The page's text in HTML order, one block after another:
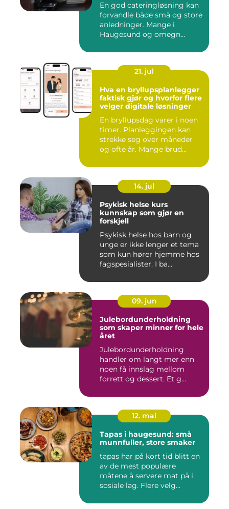
En god cateringløsning kan
forvandle både små og store
anledninger. Mange i
Haugesund og omegn
21. jul
Hva en bryllupsplanlegger
faktisk gjør og hvorfor flere
velger digitale løsninger
En bryllupsdag varer i noen
timer. Planleggingen kan
strekke seg over måneder
og ofte år. Mange brud...
14. jul
Psykisk helse kurs
kunnskap som gjør en
forskjell
Psykisk helse hos barn og
unge er ikke lenger et tema
som kun hører hjemme hos
fagspesialister. I ba...
09. jun
Julebordunderholdning
som skaper minner for hele
året
Julebordunderholdning
handler om langt mer enn
noen få innslag mellom
forrett og dessert. Et g...
12. mai
Tapas i haugesund: små
munnfuller, store smaker
tapas har på kort tid blitt en
av de mest populære
måtene å servere mat på i
sosiale lag. Flere velg...